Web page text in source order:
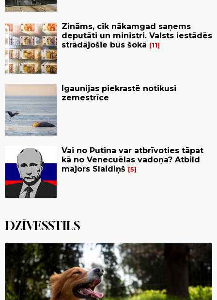
Zināms, cik nākamgad saņems
deputāti un ministri. Valsts iestādēs
strādājošie būs šokā
11
Igaunijas piekrastē notikusi
zemestrīce
Vai no Putina var atbrīvoties tāpat
kā no Venecuēlas vadoņa? Atbild
majors Slaidiņš
5
DZĪVESSTILS